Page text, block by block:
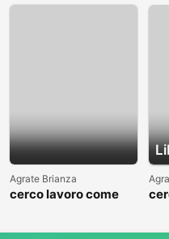
Agrate Brianza
cerco lavoro come